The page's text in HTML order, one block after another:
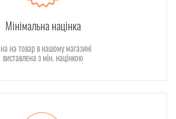
Мінімальна націнка
на товар в нашому магазині
виставлена з мін. націнкою